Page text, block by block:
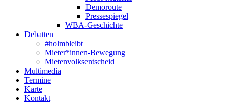
Demoroute
Pressespiegel
WBA-Geschichte
Debatten
#holmbleibt
Mieter*innen-Bewegung
Mietenvolksentscheid
Multimedia
Termine
Karte
Kontakt